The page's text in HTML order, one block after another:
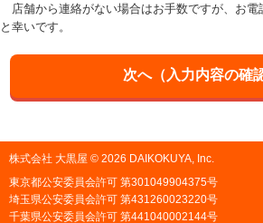
店舗から連絡がない場合はお手数ですが、お電
と幸いです。
株式会社 大黒屋 © 2026 DAIKOKUYA, Inc.
東京都公安委員会許可 第301049904375号
埼玉県公安委員会許可 第431260023220号
千葉県公安委員会許可 第441040002144号